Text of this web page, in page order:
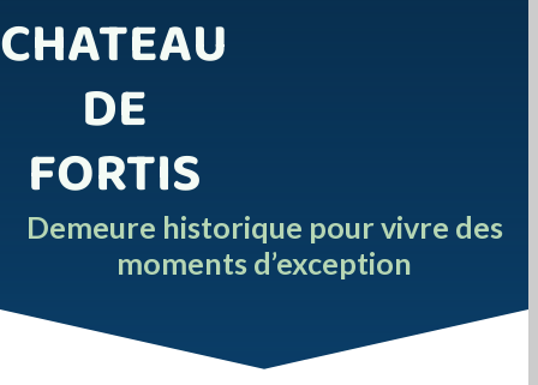
CHATEAU
DE
FORTIS
Demeure historique pour vivre des
moments d’exception